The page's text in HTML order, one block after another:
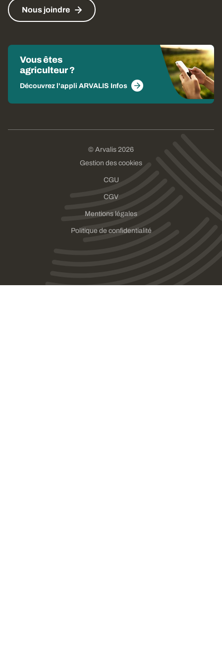
Nous joindre
Vous êtes
agriculteur ?
Découvrez l'appli ARVALIS Infos
© Arvalis 2026
Gestion des cookies
CGU
CGV
Mentions légales
Politique de confidentialité